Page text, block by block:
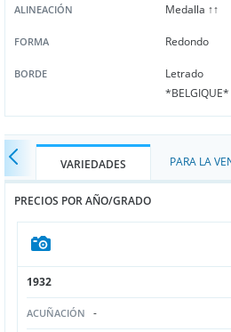
ALINEACIÓN Medalla ↑↑
FORMA Redondo
BORDE
Letrado
VARIEDADES PARA LA
PRECIOS POR AÑO/GRADO
1932
ACUÑACIÓN -